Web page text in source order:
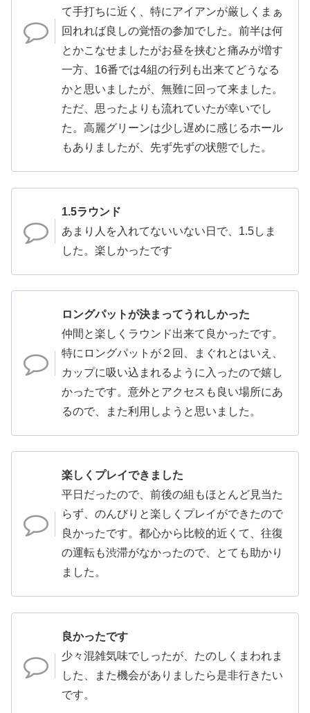
て手打ちに近く、特にアイアンが厳しくまぁ
回れれば良しの覚悟の参加でした。前半は何
とかこなせましたがお昼を挟むと痛みが増す
一方、16番では4組の行列も出来てどうなる
かと思いましたが、無難に回って来ました。
ただ、思ったよりも流れていたが幸いでし
た。高麗グリーンは少し遅めに感じるホール
もありましたが、先ず先ずの状態でした。
1.5ラウンド
あまり人を入れてないいない日で、1.5しま
した。楽しかったです
ロングパットが決まってうれしかった
仲間と楽しくラウンド出来て良かったです。
特にロングパットが２回、まぐれとはいえ、
カップに吸い込まれるように入ったので嬉し
かったです。意外とアクセスも良い場所にあ
るので、また利用しようと思いました。
楽しくプレイできました
平日だったので、前後の組もほとんど見当た
らず、のんびりと楽しくプレイができたので
良かったです。都心から比較的近くて、往復
の運転も渋滞がなかったので、とても助かり
ました。
良かったです
少々混雑気味でしったが、たのしくまわれま
した、また機会がありましたら是非行きたい
です。